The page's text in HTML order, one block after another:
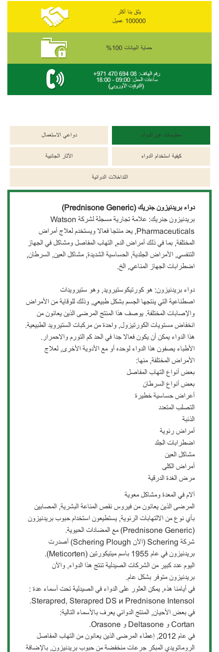
يثق بنا أكثر
100000 عميل
حماية البيانات 100%
معلومات عن الدواء دواعي الاستعمال
كيفية استخدام الدواء الآثار الجانبية
التداخلات الدوائية
دواء بريدنيزون جنريك (Prednisone Generic)
بريدنيزون جنريك: علامة تجارية مسجلة لشركة Watson
Pharmaceuticals, يعد منتجا فعالا ويستخدم لعلاج أمراض
المختلفة, بما في ذلك أمراض الدم, التهاب المفاصل ومشاكل في الجهاز
التنفسي, الأمراض الجلدية, الحساسية الشديدة, مشاكل العين, السرطان,
اضطرابات الجهاز المناعي, الخ.
دواء بريدنيزون: هو كورتيكوستيرويد, وهو ستيرويدات
اصطناعية التي ينتجها الجسم بشكل طبيعي, وذلك للوقاية من الأمراض
واﻹصابات المختلفة. يوصف هذا المنتج المرضى الذين يعانون من
انخفاض مستويات الكورتيزول, واحدة من مركبات الستيرويد الطبيعية.
هذا الدواء يمكن أن يكون فعالا جدا في الحد كم التورم والاحمرار.
الأطباء يصفون هذا الدواء لوحده أو مع الأدوية الأخرى, لعلاج
الأمراض المختلفة, منها:
بعض أنواع التهاب المفاصل
بعض أنواع السرطان
أعراض حساسية خطيرة
التصلب المتعدد
الذئبة
أمراض رئوية
اضطرابات الجلد
مشاكل العين
أمراض الكلى
مرض الغدة الدرقية
آلام في المعدة ومشاكل معوية
المرضى الذين يعانون من فيروس نقص المناعة البشرية, المصابين
بأي نوع من الالتهابات الرئوية, يستطيعون استخدام حبوب بريدنيزون
(Prednisone Generic) مع المضادات الحيوية.
شركة Schering (الآن Schering Plough) أصدرت
بريدنيزون في عام 1955 باسم ميتيكورتين (Meticorten).
اليوم عدد كبير من الشركات الصيدلية تنتج هذا الدواء, والآن
بريدنيزون متوفر بشكل عام.
في أيامنا هذه, يمكن العثور على الدواء في الصيدلية تحت أسماء عدة :
Sterapred, Sterapred DS и Prednisone Intensol.
في بعض الأحيان, المنتج الدوائي يعرف بالأسماء التالية:
Cortan و Deltasone و Orasone.
في عام 2012, إعطاء المرضى الذين يعانون من التهاب المفاصل
الروماتويدي المبكر جرعات منخفضة من حبوب بريدنيزون, بالإضافة